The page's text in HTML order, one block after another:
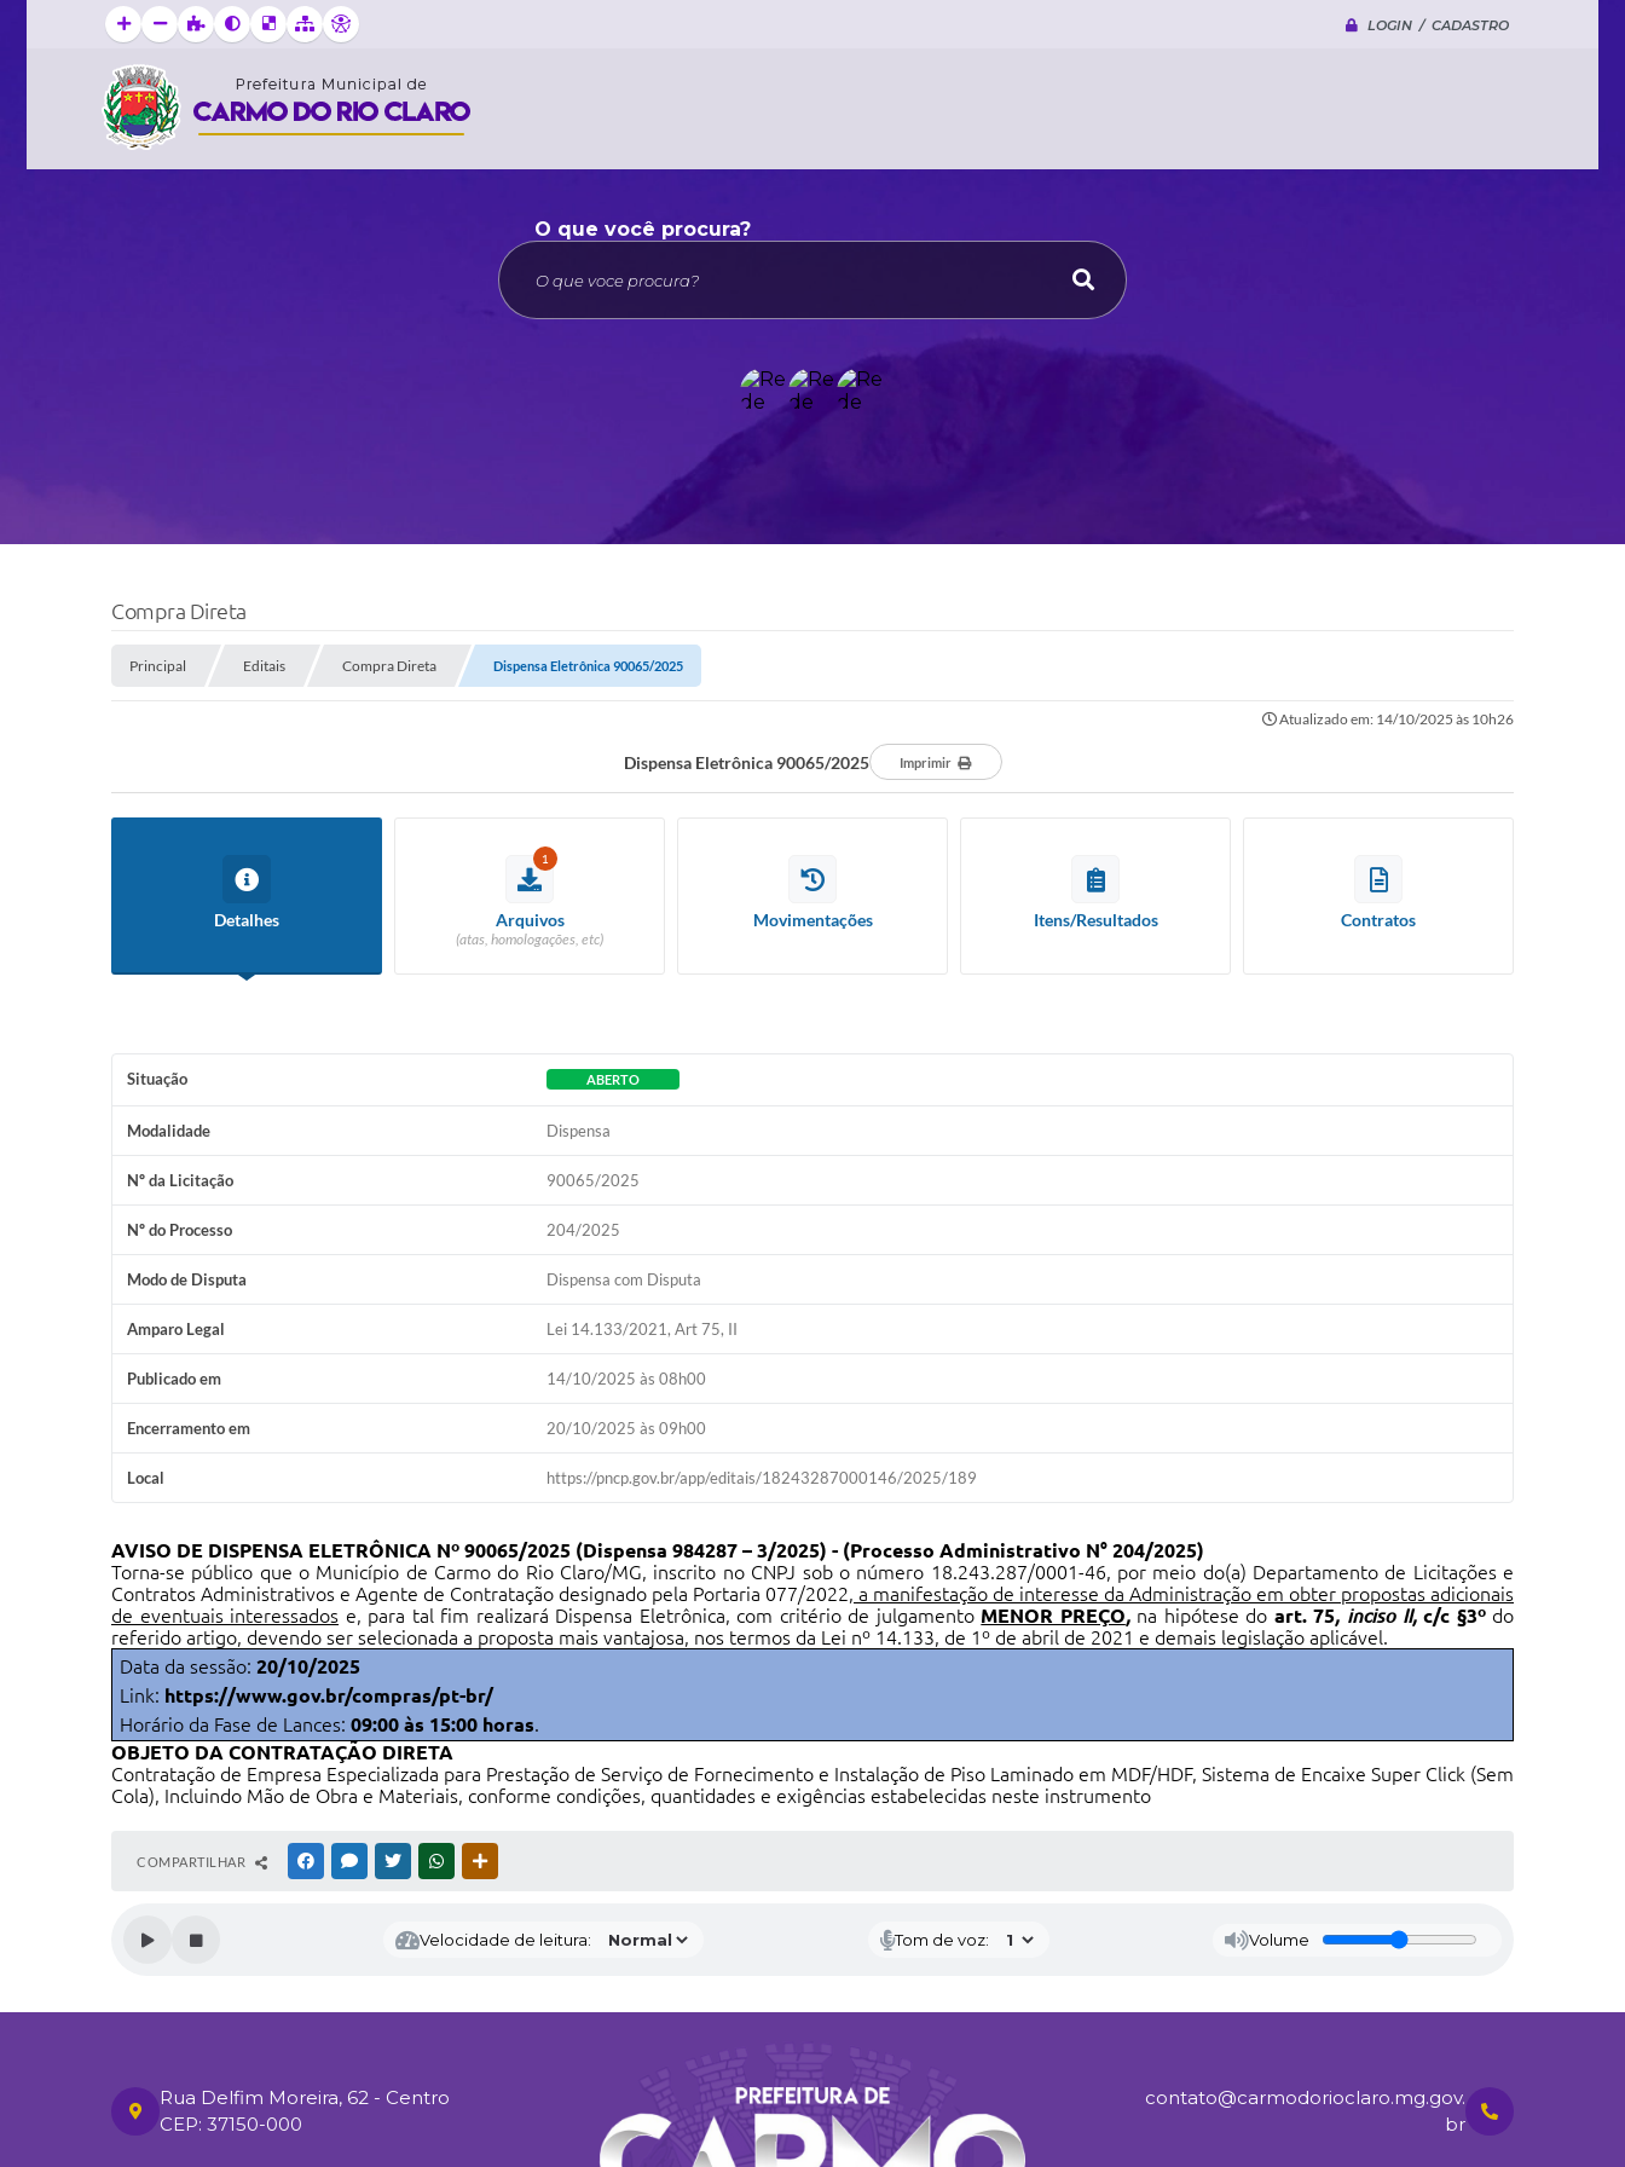
LOGIN / CADASTRO
O que voce procura?
Compra Direta
Principal Editais Compra Direta Dispensa Eletrônica 90065/2025
Atualizado em: 14/10/2025 às 10h26
Dispensa Eletrônica 90065/2025 Imprimir
Detalhes
1
Arquivos
(atas, homologações, etc)
Movimentações Itens/Resultados Contratos
Situação ABERTO
Modalidade Dispensa
Nº da Licitação 90065/2025
Nº do Processo 204/2025
Modo de Disputa Dispensa com Disputa
Amparo Legal Lei 14.133/2021, Art 75, II
Publicado em 14/10/2025 às 08h00
Encerramento em 20/10/2025 às 09h00
Local https://pncp.gov.br/app/editais/18243287000146/2025/189
AVISO DE DISPENSA ELETRÔNICA Nº 90065/2025 (Dispensa 984287 – 3/2025) - (Processo Administrativo N° 204/2025)
Torna-se público que o Município de Carmo do Rio Claro/MG, inscrito no CNPJ sob o número 18.243.287/0001-46, por meio do(a) Departamento de Licitações e
Contratos Administrativos e Agente de Contratação designado pela Portaria 077/2022, a manifestação de interesse da Administração em obter propostas adicionais
de eventuais interessados e, para tal fim realizará Dispensa Eletrônica, com critério de julgamento MENOR PREÇO, na hipótese do art. 75, inciso II, c/c §3ºdo
referido artigo, devendo ser selecionada a proposta mais vantajosa, nos termos da Lei nº 14.133, de 1º de abril de 2021 e demais legislação aplicável.
Data da sessão: 20/10/2025
Link: https://www.gov.br/compras/pt-br/
Horário da Fase de Lances: 09:00 às 15:00 horas.
OBJETO DA CONTRATAÇÃO DIRETA
Contratação de Empresa Especializada para Prestação de Serviço de Fornecimento e Instalação de Piso Laminado em MDF/HDF, Sistema de Encaixe Super Click (Sem
Cola), Incluindo Mão de Obra e Materiais, conforme condições, quantidades e exigências estabelecidas neste instrumento
COMPARTILHAR FACEBOOKMESSENGER
TWITTERWHATSAPP
Velocidade de leitura: Tom de voz: Volume
Rua Delfim Moreira, 62 - Centro
CEP: 37150-000
contato@carmodorioclaro.mg.gov.
br